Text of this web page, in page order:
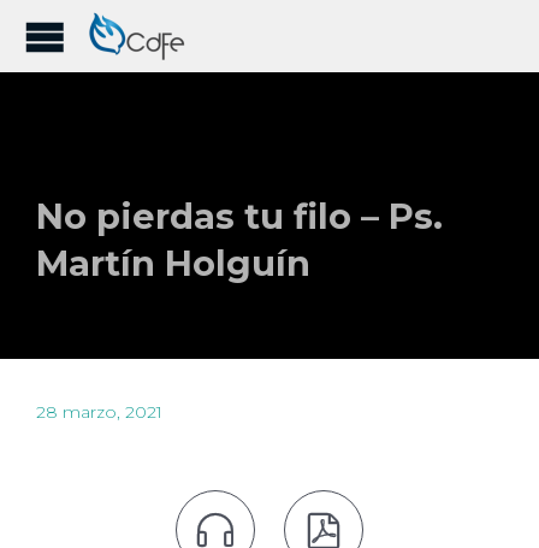
No pierdas tu filo – Ps.
Martín Holguín
28 marzo, 2021
 